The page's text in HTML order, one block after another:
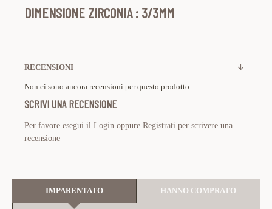
DIMENSIONE ZIRCONIA : 3/3MM
RECENSIONI
Non ci sono ancora recensioni per questo prodotto.
SCRIVI UNA RECENSIONE
Per favore esegui il Login oppure Registrati per scrivere una
recensione
IMPARENTATO HANNO COMPRATO